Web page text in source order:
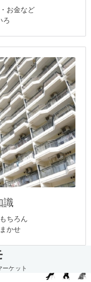
お金など
ろ
識
ちろん
かせ
ーケット